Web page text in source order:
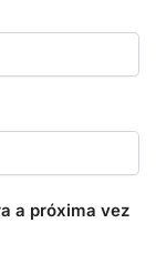
a próxima vez